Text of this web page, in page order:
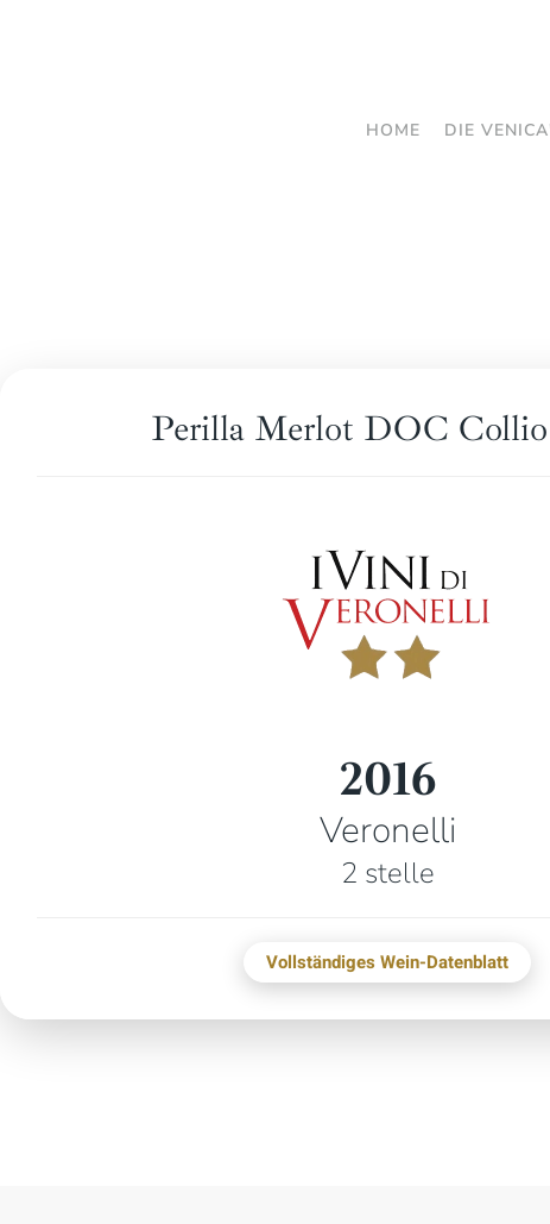
HOME DIE
Perilla Merlot DOC Collio
2016
Veronelli
2 stelle
Vollständiges Wein-Datenblatt